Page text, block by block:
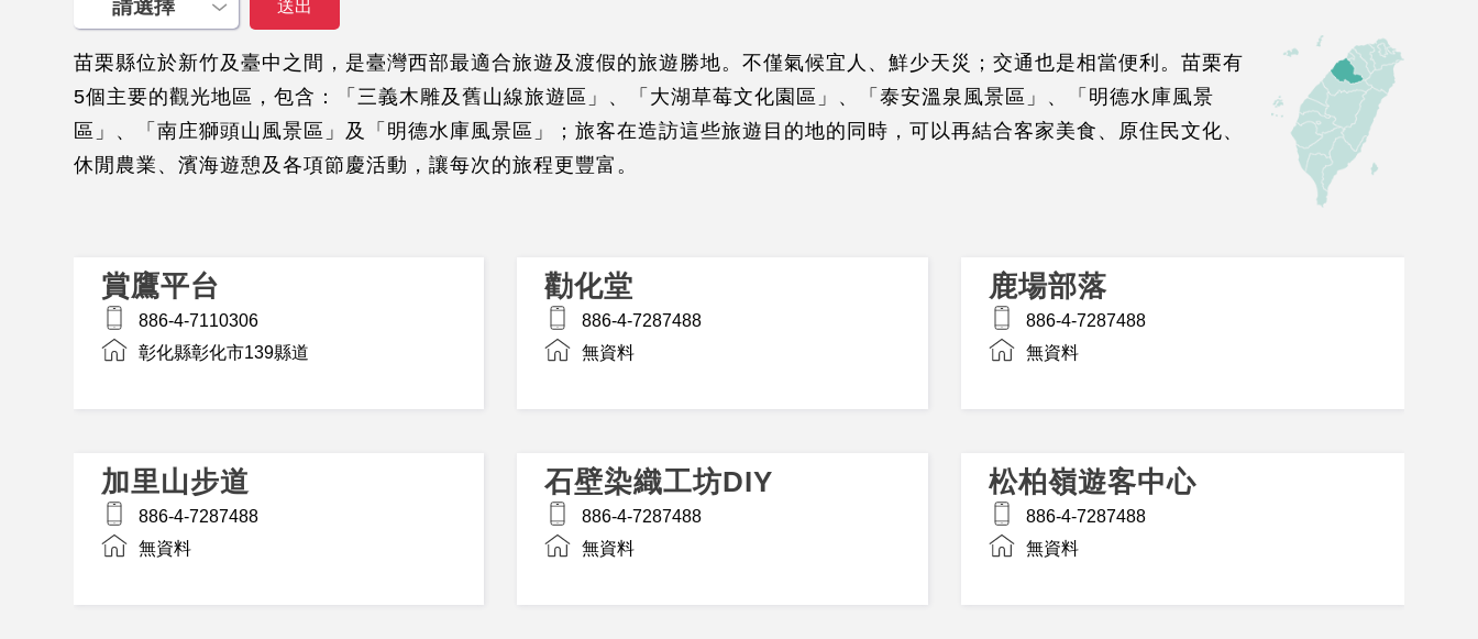
苗栗縣位於新竹及臺中之間，是臺灣西部最適合旅遊及渡假的旅遊勝地。不僅氣候宜人、鮮少天災；交通也是相當便利。苗栗有
5個主要的觀光地區，包含：「三義木雕及舊山線旅遊區」、「大湖草莓文化園區」、「泰安溫泉風景區」、「明德水庫風景
區」、「南庄獅頭山風景區」及「明德水庫風景區」；旅客在造訪這些旅遊目的地的同時，可以再結合客家美食、原住民文化、
休閒農業、濱海遊憩及各項節慶活動，讓每次的旅程更豐富。
賞鷹平台
886-4-7110306
彰化縣彰化市139縣道
勸化堂
886-4-7287488
無資料
鹿場部落
886-4-7287488
無資料
加里山步道
886-4-7287488
無資料
石壁染織工坊DIY
886-4-7287488
無資料
松柏嶺遊客中心
886-4-7287488
無資料